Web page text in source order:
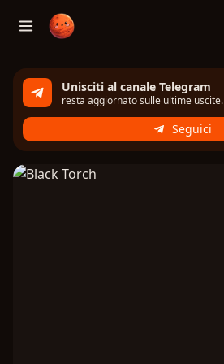
Unisciti al canale Telegram
resta aggiornato sulle ultime uscite.
Seguici